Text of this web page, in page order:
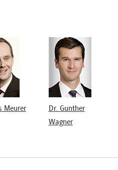
Haftung
Haftungsrisiken
Meurer
Dr. Gunther
Wagner